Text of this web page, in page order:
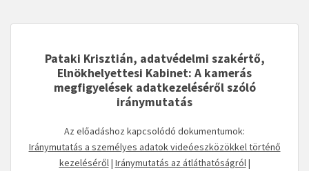
Pataki Krisztián, adatvédelmi szakértő,
Elnökhelyettesi Kabinet: A kamerás
megfigyelések adatkezeléséről szóló
iránymutatás
Az előadáshoz kapcsolódó dokumentumok:
Iránymutatás a személyes adatok videóeszközökkel történő
kezeléséről| Iránymutatás az átláthatóságról|